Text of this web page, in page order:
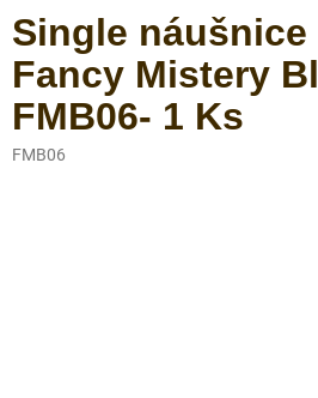
Single
Fancy Mistery
FMB06- 1 Ks
FMB06